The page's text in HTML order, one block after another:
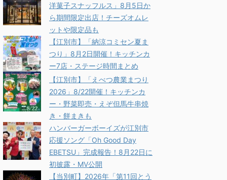
洋菓子スナッフルス」8月5日か
ら期間限定出店！チーズオムレ
ットや限定品も
【江別市】「納涼コミセン夏ま
つり」8月2日開催！キッチンカ
ー7店・ステージ時間まとめ
【江別市】「えべつ農業まつり
2026」8/22開催！キッチンカ
ー・野菜即売・えぞ但馬牛串焼
き・餅まきも
ハンバーガーボーイズが江別市
応援ソング「Oh Good Day
EBETSU」完成報告！8月22日に
初披露・MV公開
【当別町】2026年「第11回とう